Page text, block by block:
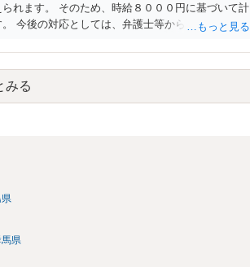
れます。 そのため、時給８０００円に基づいて計
今後の対応としては、弁護士等から給料を支払う
みる
県